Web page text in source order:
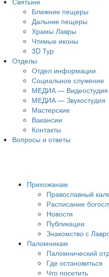
Ближние пещеры
Дальние пещеры
Храмы Лавры
Чтимые иконы
3D Тур
Отделы
Отдел информации
Социальное служение
МЕДИА — Видеостудия
МЕДИА — Звукостудия
Мастерские
Вакансии
Контакты
Вопросы и ответы
Прихожанам
Православный
Расписание
Новости
Публикации
Знакомство с
Паломникам
Паломнический
Где остановиться
Что посетить